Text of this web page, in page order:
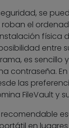
se
roban el
física
entre
es
contraseña.
las
FileVault y
es